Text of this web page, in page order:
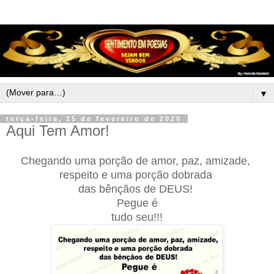
▼
terça-feira, 25 de fevereiro de 2020
Aqui Tem Amor!
Chegando uma porção de amor, paz, amizade,
respeito e uma porção dobrada
das bênçãos de DEUS!
Pegue é
tudo seu!!!